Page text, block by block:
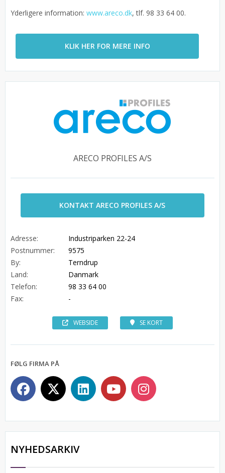
Yderligere information: www.areco.dk, tlf. 98 33 64 00.
KLIK HER FOR MERE INFO
ARECO PROFILES A/S
KONTAKT ARECO PROFILES A/S
Adresse:
Industriparken 22-24
Postnummer:
9575
By:
Terndrup
Land:
Danmark
Telefon:
98 33 64 00
Fax:
-
WEBSIDE SE KORT
FØLG FIRMA PÅ
NYHEDSARKIV